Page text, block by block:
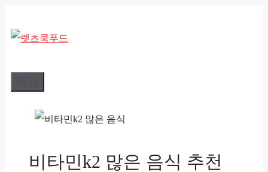
텐
로
건
비타민k2 많은 음식 추천